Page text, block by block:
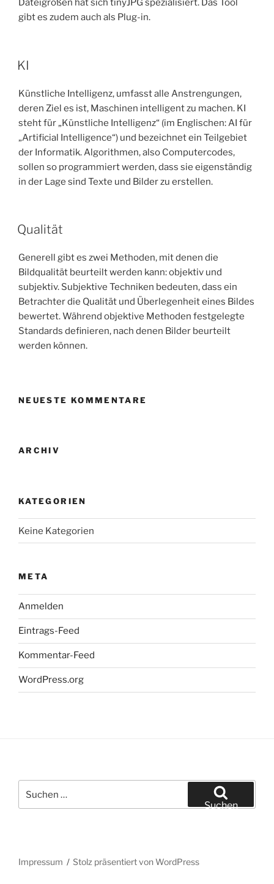
Dateigrößen hat sich tinyJPG spezialisiert. Das Tool
gibt es zudem auch als Plug-in.
KI
Künstliche Intelligenz, umfasst alle Anstrengungen,
deren Ziel es ist, Maschinen intelligent zu machen. KI
steht für „Künstliche Intelligenz“ (im Englischen: AI für
„Artificial Intelligence“) und bezeichnet ein Teilgebiet
der Informatik. Algorithmen, also Computercodes,
sollen so programmiert werden, dass sie eigenständig
in der Lage sind Texte und Bilder zu erstellen.
Qualität
Generell gibt es zwei Methoden, mit denen die
Bildqualität beurteilt werden kann: objektiv und
subjektiv. Subjektive Techniken bedeuten, dass ein
Betrachter die Qualität und Überlegenheit eines Bildes
bewertet. Während objektive Methoden festgelegte
Standards definieren, nach denen Bilder beurteilt
werden können.
NEUESTE KOMMENTARE
ARCHIV
KATEGORIEN
Keine Kategorien
META
Anmelden
Eintrags-Feed
Kommentar-Feed
WordPress.org
nach:
Suchen
Impressum Stolz präsentiert von WordPress